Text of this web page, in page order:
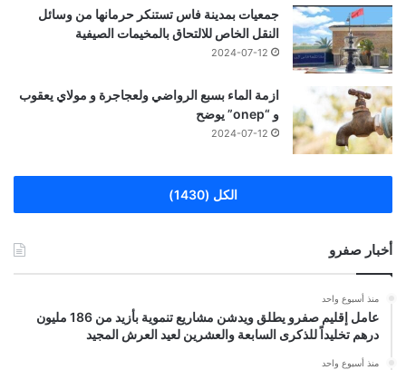
جمعيات بمدينة فاس تستنكر حرمانها من وسائل
النقل الخاص للالتحاق بالمخيمات الصيفية
2024-07-12
ازمة الماء بسبع الرواضي ولعجاجرة و مولاي يعقوب
و “onep” يوضح
2024-07-12
الكل (1430)
أخبار صفرو
منذ أسبوع واحد
عامل إقليم صفرو يطلق ويدشن مشاريع تنموية بأزيد من 186 مليون
درهم تخليداً للذكرى السابعة والعشرين لعيد العرش المجيد
منذ أسبوع واحد